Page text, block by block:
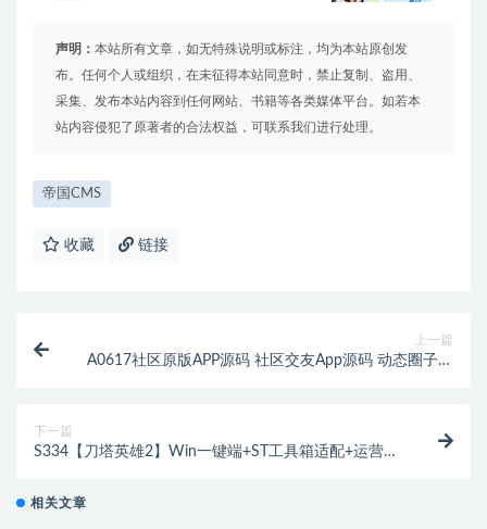
声明： 本站所有文章，如无特殊说明或标注，均为本站原创发
布。任何个人或组织，在未征得本站同意时，禁止复制、盗用、
采集、发布本站内容到任何网站、书籍等各类媒体平台。如若本
站内容侵犯了原著者的合法权益，可联系我们进行处理。
帝国CMS
收藏 链接
上一篇
A0617社区原版APP源码 社区交友App源码 动态圈子群
下一篇
S334【刀塔英雄2】Win一键端+ST工具箱适配+运营后
相关文章